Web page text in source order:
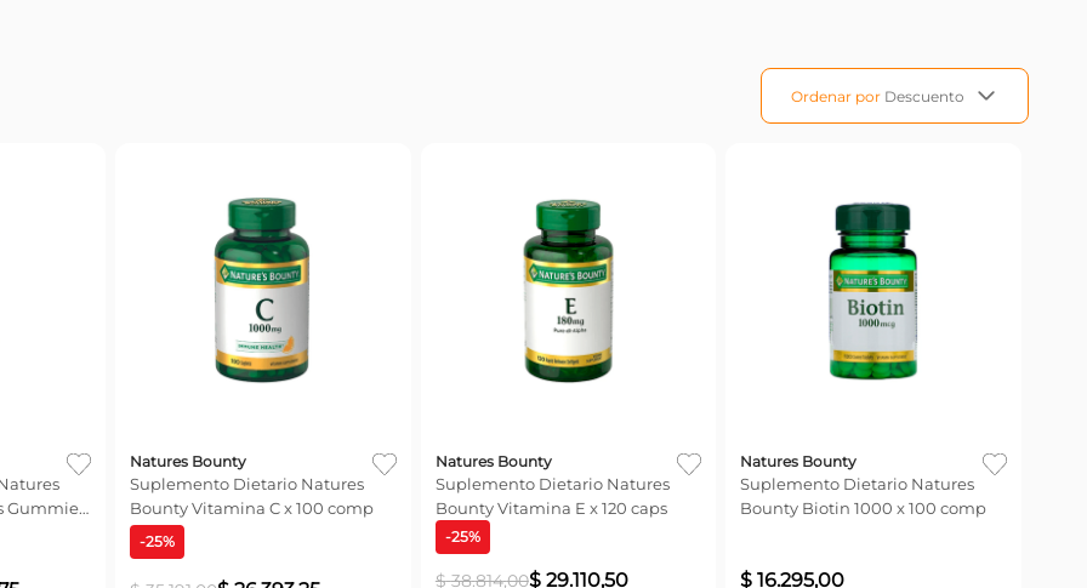
Ordenar por Descuento
Gummies
Natures Bounty
Suplemento Dietario Natures
Bounty Vitamina C x 100 comp
-25%
Natures Bounty
Suplemento Dietario Natures
Bounty Vitamina E x 120 caps
-25%
$ 38.814,00$ 29.110,50
Natures Bounty
Suplemento Dietario Natures
Bounty Biotin 1000 x 100 comp
$ 16.295,00